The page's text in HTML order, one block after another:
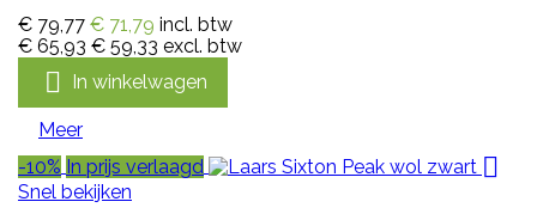
€ 79,77 € 71,79 incl. btw
€ 65,93 € 59,33 excl. btw
 In winkelwagen
Meer
-10% In prijs verlaagd 
Snel bekijken